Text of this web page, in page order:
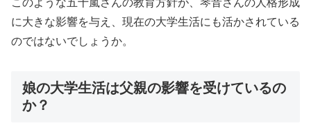
に大きな影響を与え、現在の大学生活にも活かされている
のではないでしょうか。
娘の大学生活は父親の影響を受けているの
か？